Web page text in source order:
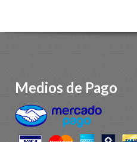
Medios de Pago